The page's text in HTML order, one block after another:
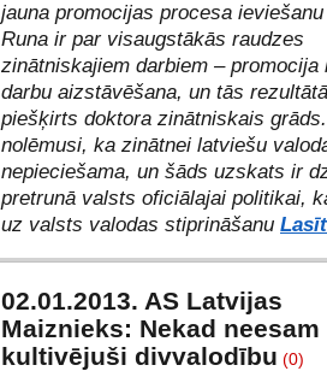
jauna promocijas procesa
Runa ir par visaugstākās raudzes
zinātniskajiem darbiem – promocija
darbu aizstāvēšana, un tās
piešķirts doktora zinātniskais
nolēmusi, ka zinātnei latviešu
nepieciešama, un šāds uzskats ir
pretrunā valsts oficiālajai politikai,
uz valsts valodas stiprināšanu
02.01.2013. AS Latvijas
Maiznieks: Nekad neesam
kultivējuši divvalodību (0)